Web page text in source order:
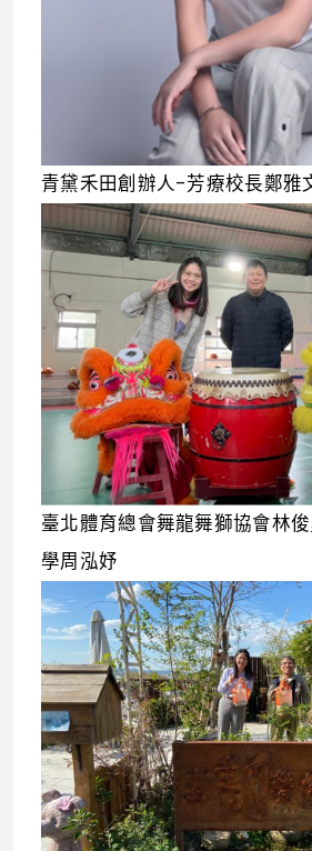
青黛禾田創辦人-芳療校長鄭雅
臺北體育總會舞龍舞獅協會林
學周泓妤